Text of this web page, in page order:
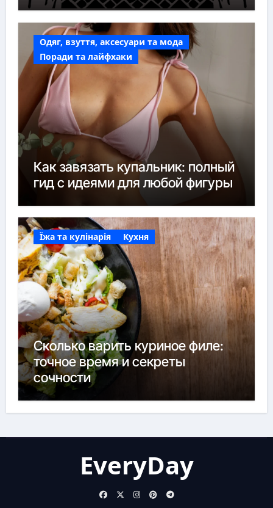
Одяг, взуття, аксесуари та мода
Поради та лайфхаки
Как завязать купальник: полный
гид с идеями для любой фигуры
Їжа та кулінарія Кухня
Сколько варить куриное филе:
точное время и секреты
сочности
EveryDay